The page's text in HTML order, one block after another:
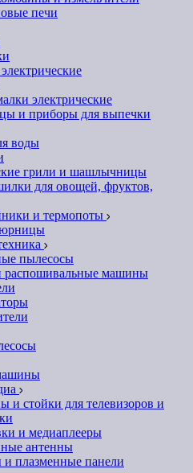
печи
электрические
и приборы для выпечки
воды
грили и шашлычницы
для овощей, фруктов,
и термопоты
пылесосы
распошивальные машины
и стойки для телевизоров и
и медиаплееры
антенны
и плазменные панели